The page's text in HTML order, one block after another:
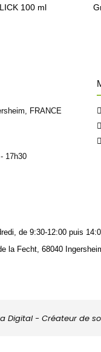
100 ml
FRANCE
17h30
de 9:30-12:00 puis
la Fecht, 68040
Digital - Créateur de